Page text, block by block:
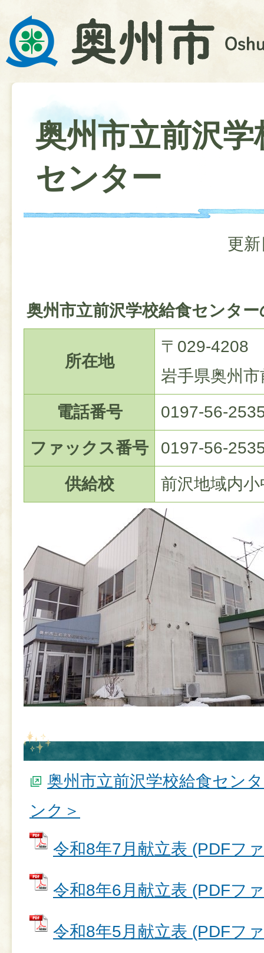
奥州市立前沢学
センター
更
奥州市立前沢学校給食センター
所在地
〒029-4208
岩手県奥州
電話番号
0197-56-
ファックス番号
0197-56-
供給校
前沢地域内
奥州市立前沢学校給食セン
ンク＞
令和8年7月献立表 (PDFフ
令和8年6月献立表 (PDFフ
令和8年5月献立表 (PDFフ